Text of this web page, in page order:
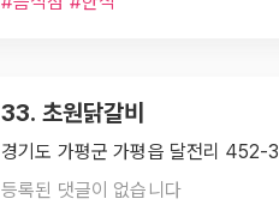
33. 초원닭갈비
경기도 가평군 가평읍 달전리 452-3
등록된 댓글이 없습니다